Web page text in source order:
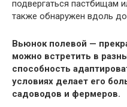
подвергаться пастбищам
также обнаружен вдоль
Вьюнок полевой —
можно встретить в
способность
условиях делает его
садоводов и фермеров.